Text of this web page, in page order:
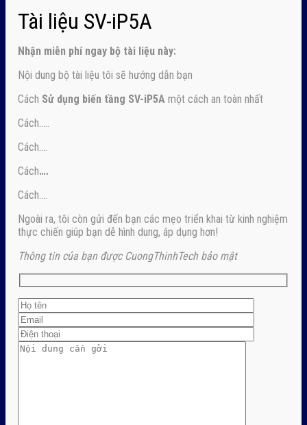
Tài liệu SV-iP5A
Nhận miễn phí ngay bộ tài liệu này:
Nội dung bộ tài liệu tôi sẽ hướng dẫn bạn
Cách Sử dụng biến tầng SV-iP5A một cách an toàn nhất
Cách…..
Cách….
Cách….
Cách….
Ngoài ra, tôi còn gửi đến bạn các mẹo triển khai từ kinh nghiệm
thực chiến giúp bạn dễ hình dung, áp dụng hơn!
Thông tin của bạn được CuongThinhTech bảo mật